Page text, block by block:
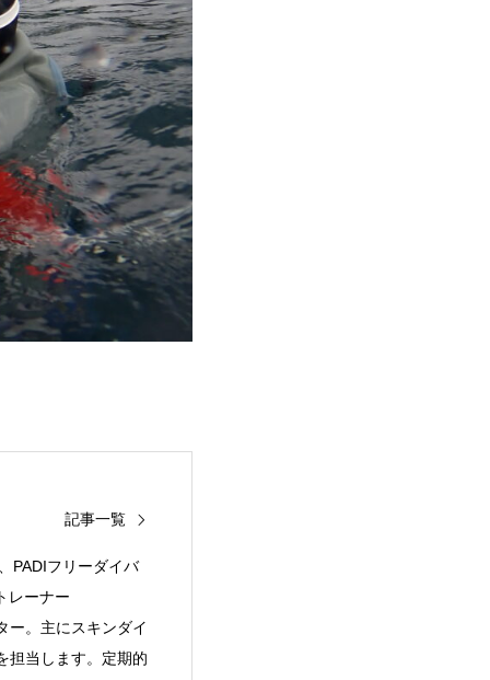
記事一覧
PADIフリーダイバ
レーナー
ー。主にスキンダイ
担当します。定期的